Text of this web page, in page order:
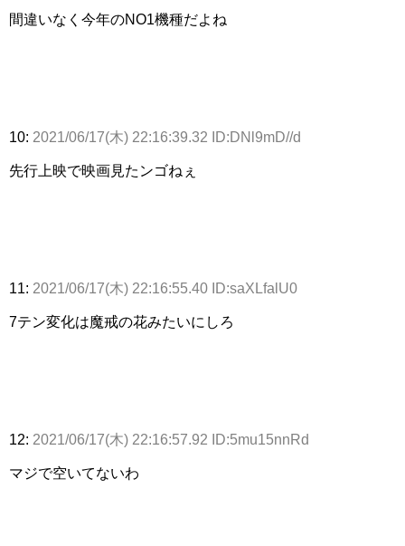
間違いなく今年のNO1機種だよね
10: 2021/06/17(木) 22:16:39.32 ID:DNl9mD//d
先行上映で映画見たンゴねぇ
11: 2021/06/17(木) 22:16:55.40 ID:saXLfalU0
7テン変化は魔戒の花みたいにしろ
12: 2021/06/17(木) 22:16:57.92 ID:5mu15nnRd
マジで空いてないわ